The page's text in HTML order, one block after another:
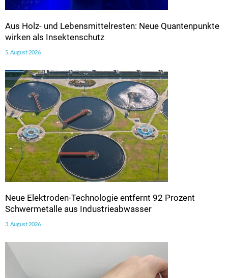
Aus Holz- und Lebensmittelresten: Neue Quantenpunkte
wirken als Insektenschutz
5. August 2026
Neue Elektroden-Technologie entfernt 92 Prozent
Schwermetalle aus Industrieabwasser
3. August 2026